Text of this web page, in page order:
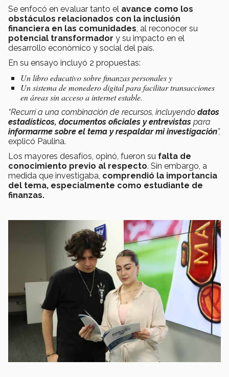
Se enfocó en evaluar tanto el avance como los
obstáculos relacionados con la inclusión
financiera en las comunidades, al reconocer su
potencial transformador y su impacto en el
desarrollo económico y social del país.
En su ensayo incluyó 2 propuestas:
Un libro educativo sobre finanzas personales y
Un sistema de monedero digital para facilitar transacciones
en áreas sin acceso a internet estable.
“Recurrí a una combinación de recursos, incluyendo datos
estadísticos, documentos oficiales y entrevistas para
informarme sobre el tema y respaldar mi investigación”,
explicó Paulina.
Los mayores desafíos, opinó, fueron su falta de
conocimiento previo al respecto. Sin embargo, a
medida que investigaba, comprendió la importancia
del tema, especialmente como estudiante de
finanzas.